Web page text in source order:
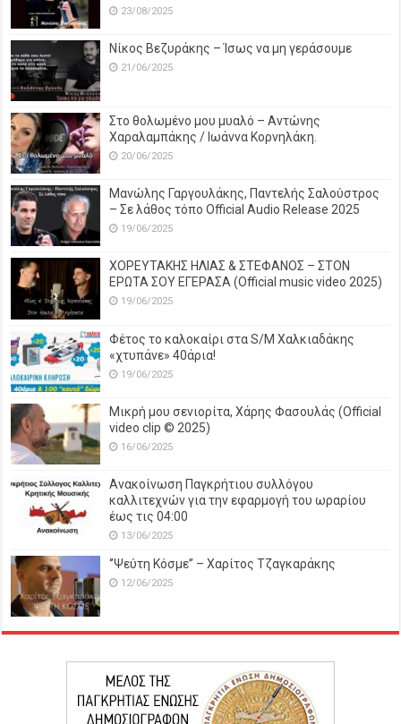
23/08/2025
Νίκος Βεζυράκης – Ίσως να μη γεράσουμε
21/06/2025
Στο θολωμένο μου μυαλό – Αντώνης
Χαραλαμπάκης / Ιωάννα Κορνηλάκη.
20/06/2025
Μανώλης Γαργουλάκης, Παντελής Σαλούστρος
– Σε λάθος τόπο Official Audio Release 2025
19/06/2025
ΧΟΡΕΥΤΑΚΗΣ ΗΛΙΑΣ & ΣΤΕΦΑΝΟΣ – ΣΤΟΝ
ΕΡΩΤΑ ΣΟΥ ΕΓΕΡΑΣΑ (Official music video 2025)
19/06/2025
Φέτος το καλοκαίρι στα S/M Χαλκιαδάκης
«χτυπάνε» 40άρια!
19/06/2025
Μικρή μου σενιορίτα, Χάρης Φασουλάς (Official
video clip © 2025)
16/06/2025
Ανακοίνωση Παγκρήτιου συλλόγου
καλλιτεχνών για την εφαρμογή του ωραρίου
έως τις 04:00
13/06/2025
‘’Ψεύτη Κόσμε’’ – Χαρίτος Τζαγκαράκης
12/06/2025